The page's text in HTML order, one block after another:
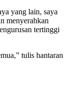
yang lain, saya
menyerahkan
tertinggi
tulis hantaran